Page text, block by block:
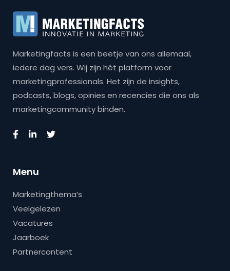
Marketingfacts is een beetje van ons allemaal,
iedere dag vers. Wij zijn hét platform voor
marketingprofessionals. Het zijn de insights,
podcasts, blogs, opinies en recencies die ons als
marketingcommunity binden.
Menu
Marketingthema’s
Veelgelezen
Vacatures
Jaarboek
Partnercontent